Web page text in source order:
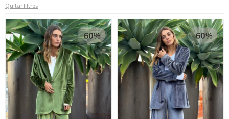
Quitar filtros